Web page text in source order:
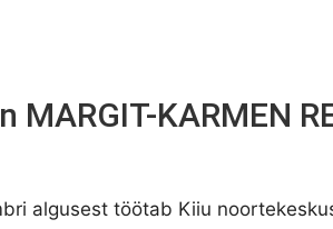
KARMEN
algusest töötab Kiiu